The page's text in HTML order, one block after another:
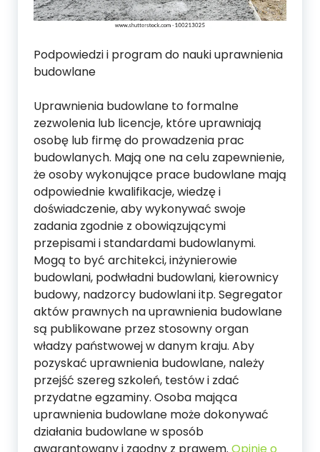
Podpowiedzi i program do nauki uprawnienia
budowlane
Uprawnienia budowlane to formalne
zezwolenia lub licencje, które uprawniają
osobę lub firmę do prowadzenia prac
budowlanych. Mają one na celu zapewnienie,
że osoby wykonujące prace budowlane mają
odpowiednie kwalifikacje, wiedzę i
doświadczenie, aby wykonywać swoje
zadania zgodnie z obowiązującymi
przepisami i standardami budowlanymi.
Mogą to być architekci, inżynierowie
budowlani, podwładni budowlani, kierownicy
budowy, nadzorcy budowlani itp. Segregator
aktów prawnych na uprawnienia budowlane
są publikowane przez stosowny organ
władzy państwowej w danym kraju. Aby
pozyskać uprawnienia budowlane, należy
przejść szereg szkoleń, testów i zdać
przydatne egzaminy. Osoba mająca
uprawnienia budowlane może dokonywać
działania budowlane w sposób